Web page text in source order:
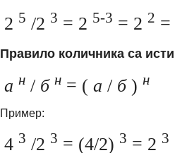
2 5 /2 3 = 2 5-3 = 2 2 =
Правило количника са
а н / б н = ( а / б) н
Пример:
4 3 /2 3 = (4/2) 3 = 2 3